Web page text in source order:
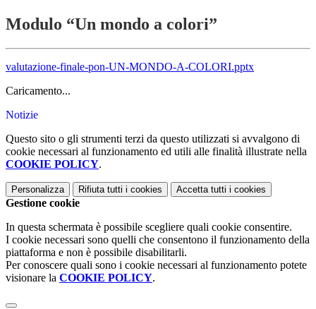
Modulo “Un mondo a colori”
valutazione-finale-pon-UN-MONDO-A-COLORI.pptx
Caricamento...
Notizie
Questo sito o gli strumenti terzi da questo utilizzati si avvalgono di
cookie necessari al funzionamento ed utili alle finalità illustrate nella
COOKIE POLICY.
Personalizza Rifiuta tutti i cookies Accetta tutti i cookies
Gestione cookie
In questa schermata è possibile scegliere quali cookie consentire.
I cookie necessari sono quelli che consentono il funzionamento della
piattaforma e non è possibile disabilitarli.
Per conoscere quali sono i cookie necessari al funzionamento potete
visionare la COOKIE POLICY.